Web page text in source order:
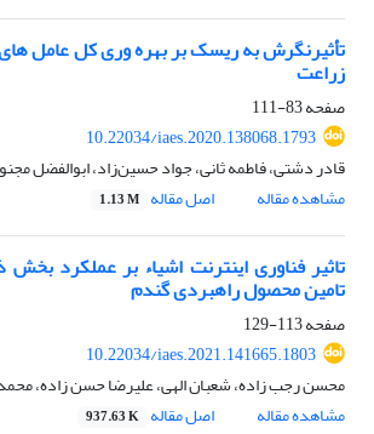
تأثیرنگرش به ریسک بر بهره وری کل عامل
زراعت
صفحه83-111
10.22034/iaes.2020.138068.1793
قادر دشتی، فاطمه ثانی، جواد حسین‌زاد، ابوالفضل
مشاهده مقاله
اصل مقاله 1.13 M
تاثیر فناوری اینترنت اشیاء بر عملکرد
تامین محصول راهبردی گندم
صفحه113-129
10.22034/iaes.2021.141665.1803
محسن رجب زاده، شعبان الهی، علیرضا حسن زاده،
مشاهده مقاله
اصل مقاله 937.63 K